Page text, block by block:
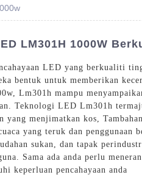
LM301H 1000W
LED yang berkualiti
bentuk untuk memberikan
Lm301h mampu
Teknologi LED Lm301h
yang menjimatkan kos,
yang teruk dan
sukan, dan tapak
Sama ada anda perlu
keperluan pencahayaan anda